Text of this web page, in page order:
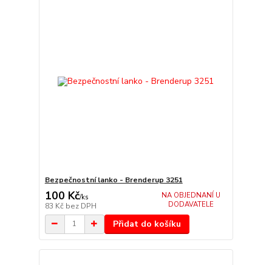
Bezpečnostní lanko - Brenderup 3251
100 Kč/ks
83 Kč bez DPH
NA OBJEDNANÍ U
DODAVATELE
Přidat do košíku